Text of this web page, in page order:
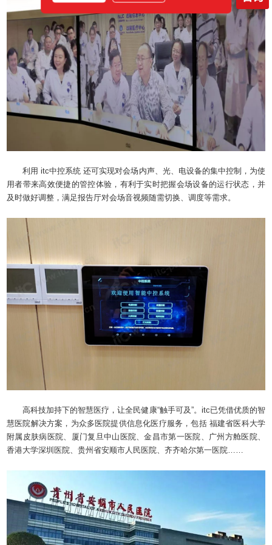
利用 itc中控系统 还可实现对会场内声、光、电设备的集中控制，为使
用者带来高效便捷的管控体验，有利于实时把握会场设备的运行状态，并
及时做好调整，满足报告厅对会场音视频随需切换、调度等需求。
高科技加持下的智慧医疗，让全民健康“触手可及”。itc已凭借优质的智
慧医院解决方案，为众多医院提供信息化医疗服务，包括 福建省医科大学
附属皮肤病医院、厦门复旦中山医院、金昌市第一医院、广州方舱医院、
香港大学深圳医院、贵州省安顺市人民医院、齐齐哈尔第一医院……